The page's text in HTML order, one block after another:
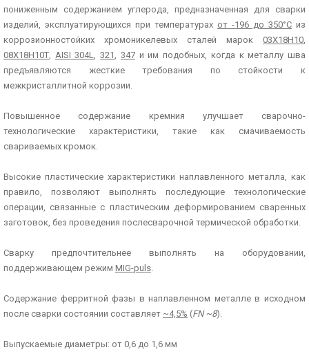
пониженным содержанием углерода, предназначенная для сварки
изделий, эксплуатирующихся при температурах от -196 до 350°С из
коррозионностойких хромоникелевых сталей марок 03Х18Н10
08Х18Н10Т
AISI 304L ,321 347и им подобных, когда к металлу шва
предъявляются жесткие требования по стойкости к
межкристаллитной коррозии.
Повышенное содержание кремния улучшает сварочно-
технологические характеристики, такие как смачиваемость
свариваемых кромок.
Высокие пластические характеристики наплавленного металла, как
правило, позволяют выполнять последующие технологические
операции, связанные с пластическим деформированием сваренных
заготовок, без проведения послесварочной термической обработки.
Сварку предпочтительнее выполнять на оборудовании,
поддерживающем режим MIG-puls
Содержание ферритной фазы в наплавленном металле в исходном
после сварки состоянии составляет ~4,5% (FN ~8).
Выпускаемые диаметры: от 0,6 до 1,6 мм